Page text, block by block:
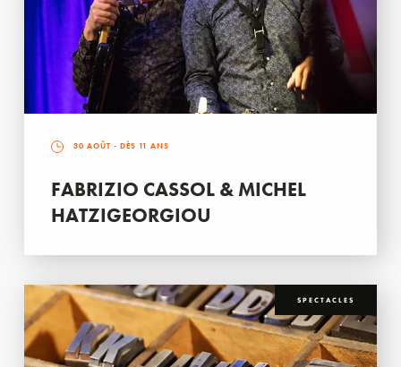
30 AOÛT - DÈS 11 ANS
FABRIZIO CASSOL & MICHEL
HATZIGEORGIOU
SPECTACLES